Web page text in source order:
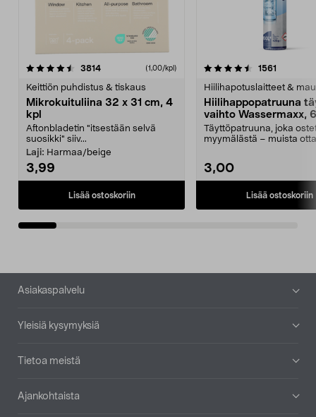
3814arvostelut (1,00/kpl)
Keittiön puhdistus & tiskaus
Mikrokuituliina 32 x 31 cm, 4
kpl
Aftonbladetin "itsestään selvä
suosikki" siiv...
Laji: Harmaa/beige
3,99
Lisää ostoskoriin
4.5viidestä
1561
Hiilihapotuslaitteet &
Hiilihappopatruuna
vaihto Wassermaxx,
Täyttöpatruuna, joka
myymälästä – muista
3,00
Lisää ostoskoriin
4.5viidestä
Alatunniste
Asiakaspalvelu
Yleisiä kysymyksiä
Tietoa meistä
Ajankohtaista